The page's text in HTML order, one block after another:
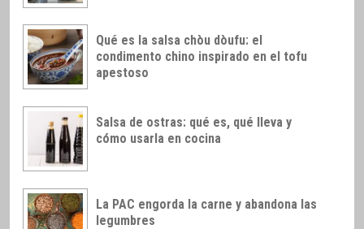
Qué es la salsa chòu dòufu: el
condimento chino inspirado en el tofu
apestoso
Salsa de ostras: qué es, qué lleva y
cómo usarla en cocina
La PAC engorda la carne y abandona las
legumbres